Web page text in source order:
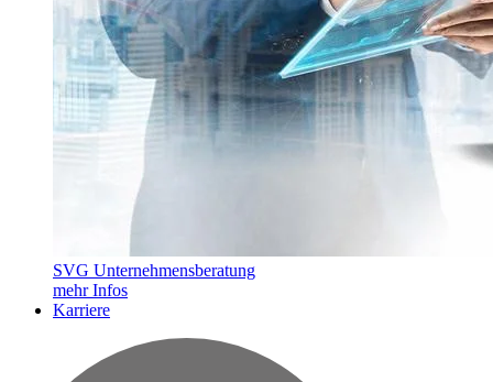
SVG Unternehmensberatung
mehr Infos
Karriere